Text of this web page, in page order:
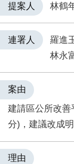
提案人 林鶴
連署人
羅進
林永
案由
建請區公所改
分)，建議改成明
理由